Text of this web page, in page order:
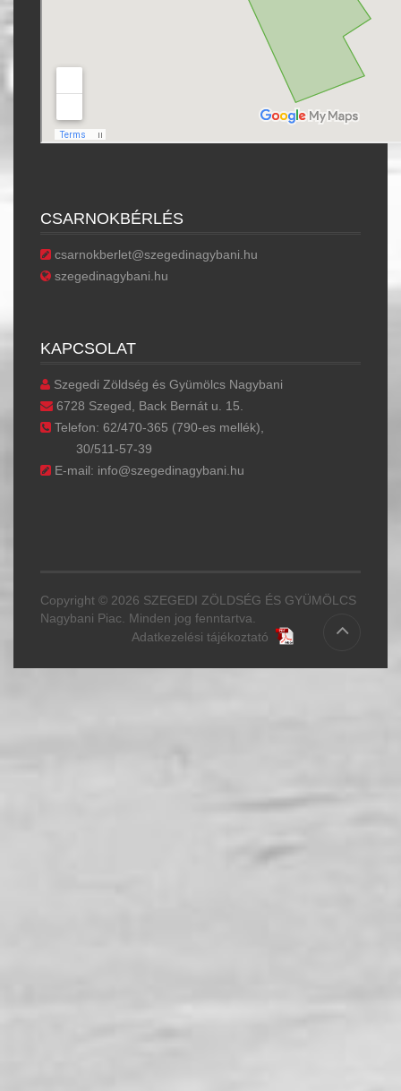
CSARNOKBÉRLÉS
csarnokberlet@szegedinagybani.hu
szegedinagybani.hu
KAPCSOLAT
Szegedi Zöldség és Gyümölcs Nagybani
6728 Szeged, Back Bernát u. 15.
Telefon: 62/470-365 (790-es mellék),
30/511-57-39
E-mail: info@szegedinagybani.hu
Copyright © 2026 SZEGEDI ZÖLDSÉG ÉS GYÜMÖLCS
Nagybani Piac. Minden jog fenntartva.
Adatkezelési tájékoztató